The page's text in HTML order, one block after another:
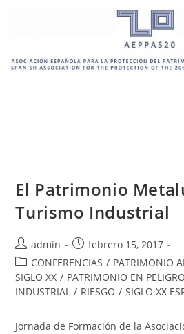
El Patrimonio
Turismo Industrial
admin
febrero 15, 2017
CONFERENCIAS / PATRIMONIO
SIGLO XX / PATRIMONIO EN PELIGRO
INDUSTRIAL / RIESGO / SIGLO XX
Jornada de Formación de la